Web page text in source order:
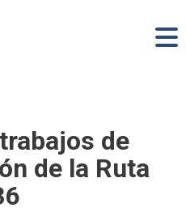
de
de la Ruta